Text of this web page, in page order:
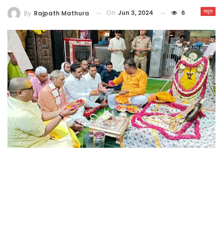
मथुरा
By Rajpath Mathura On Jun 3, 2024 6